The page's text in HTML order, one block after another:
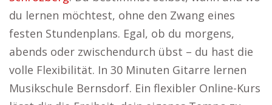
du lernen möchtest, ohne den Zwang eines
festen Stundenplans. Egal, ob du morgens,
abends oder zwischendurch übst – du hast die
volle Flexibilität. In 30 Minuten Gitarre lernen
Musikschule Bernsdorf. Ein flexibler Online-Kurs